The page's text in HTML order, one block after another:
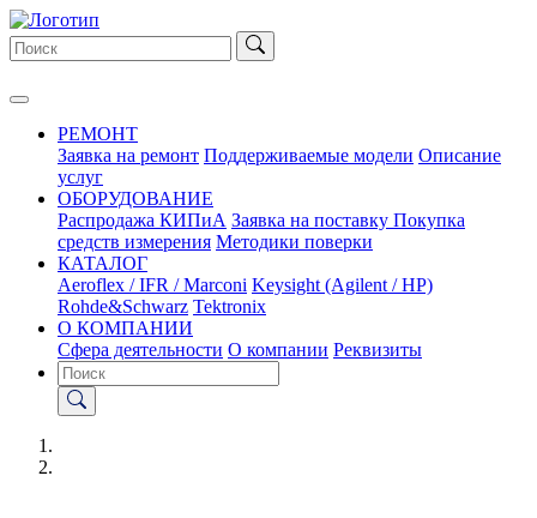
РЕМОНТ
Заявка на ремонт Поддерживаемые модели Описание
услуг
ОБОРУДОВАНИЕ
Распродажа КИПиА Заявка на поставку Покупка
средств измерения Методики поверки
КАТАЛОГ
Aeroflex / IFR / Marconi Keysight (Agilent / HP)
Rohde&Schwarz Tektronix
О КОМПАНИИ
Сфера деятельности О компании Реквизиты